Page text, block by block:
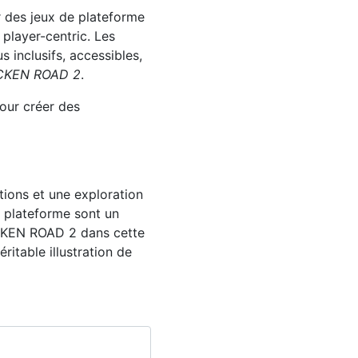
des jeux de plateforme
centric. Les
inclusifs, accessibles,
ROAD 2.
créer des
et une exploration
plateforme sont un
ROAD 2 dans cette
illustration de